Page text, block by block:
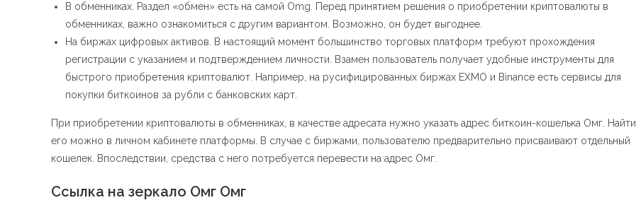
В обменниках. Раздел «обмен» есть на самой Omg. Перед принятием решения о приобретении криптовалюты в
обменниках, важно ознакомиться с другим вариантом. Возможно, он будет выгоднее.
На биржах цифровых активов. В настоящий момент большинство торговых платформ требуют прохождения
регистрации с указанием и подтверждением личности. Взамен пользователь получает удобные инструменты для
быстрого приобретения криптовалют. Например, на русифицированных биржах EXMO и Binance есть сервисы для
покупки биткоинов за рубли с банковских карт.
При приобретении криптовалюты в обменниках, в качестве адресата нужно указать адрес биткоин-кошелька Омг. Найти
его можно в личном кабинете платформы. В случае с биржами, пользователю предварительно присваивают отдельный
кошелек. Впоследствии, средства с него потребуется перевести на адрес Омг.
Ссылка на зеркало Омг Омг